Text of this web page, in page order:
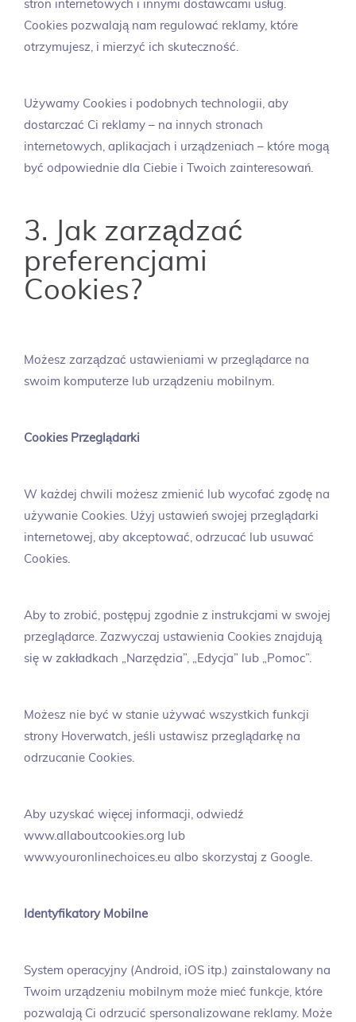
stron internetowych i innymi dostawcami usług.
Cookies pozwalają nam regulować reklamy, które
otrzymujesz, i mierzyć ich skuteczność.
Używamy Cookies i podobnych technologii, aby
dostarczać Ci reklamy – na innych stronach
internetowych, aplikacjach i urządzeniach – które mogą
być odpowiednie dla Ciebie i Twoich zainteresowań.
3. Jak zarządzać
preferencjami
Cookies?
Możesz zarządzać ustawieniami w przeglądarce na
swoim komputerze lub urządzeniu mobilnym.
Cookies Przeglądarki
W każdej chwili możesz zmienić lub wycofać zgodę na
używanie Cookies. Użyj ustawień swojej przeglądarki
internetowej, aby akceptować, odrzucać lub usuwać
Cookies.
Aby to zrobić, postępuj zgodnie z instrukcjami w swojej
przeglądarce. Zazwyczaj ustawienia Cookies znajdują
się w zakładkach „Narzędzia”, „Edycja” lub „Pomoc”.
Możesz nie być w stanie używać wszystkich funkcji
strony Hoverwatch, jeśli ustawisz przeglądarkę na
odrzucanie Cookies.
Aby uzyskać więcej informacji, odwiedź
www.allaboutcookies.org lub
www.youronlinechoices.eu albo skorzystaj z Google.
Identyfikatory Mobilne
System operacyjny (Android, iOS itp.) zainstalowany na
Twoim urządzeniu mobilnym może mieć funkcje, które
pozwalają Ci odrzucić spersonalizowane reklamy. Może